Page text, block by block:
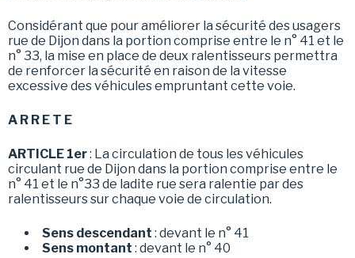
Considérant que pour améliorer la sécurité des usagers
rue de Dijon dans la portion comprise entre le n° 41 et le
n° 33, la mise en place de deux ralentisseurs permettra
de renforcer la sécurité en raison de la vitesse
excessive des véhicules empruntant cette voie.
A R R E T E
ARTICLE 1er: La circulation de tous les véhicules
circulant rue de Dijon dans la portion comprise entre le
n° 41 et le n°33 de ladite rue sera ralentie par des
ralentisseurs sur chaque voie de circulation.
Sens descendant: devant le n° 41
Sens montant: devant le n° 40